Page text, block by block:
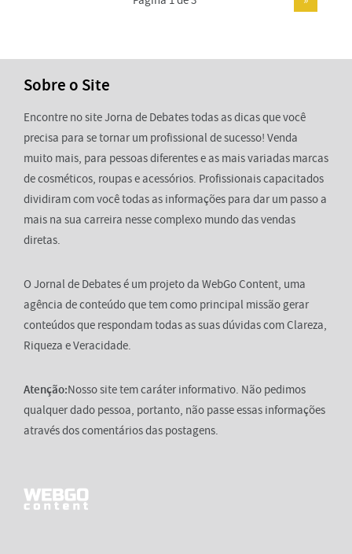
Sobre o Site
Encontre no site Jorna de Debates todas as dicas que você
precisa para se tornar um profissional de sucesso! Venda
muito mais, para pessoas diferentes e as mais variadas marcas
de cosméticos, roupas e acessórios. Profissionais capacitados
dividiram com você todas as informações para dar um passo a
mais na sua carreira nesse complexo mundo das vendas
diretas.
O Jornal de Debates é um projeto da WebGo Content, uma
agência de conteúdo que tem como principal missão gerar
conteúdos que respondam todas as suas dúvidas com Clareza,
Riqueza e Veracidade.
Atenção:Nosso site tem caráter informativo. Não pedimos
qualquer dado pessoa, portanto, não passe essas informações
através dos comentários das postagens.